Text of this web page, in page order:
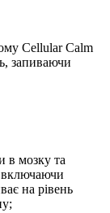
Cellular Calm
запиваючи
в мозку та
включаючи
на рівень